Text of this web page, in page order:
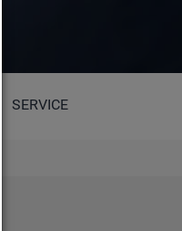
SERVICE